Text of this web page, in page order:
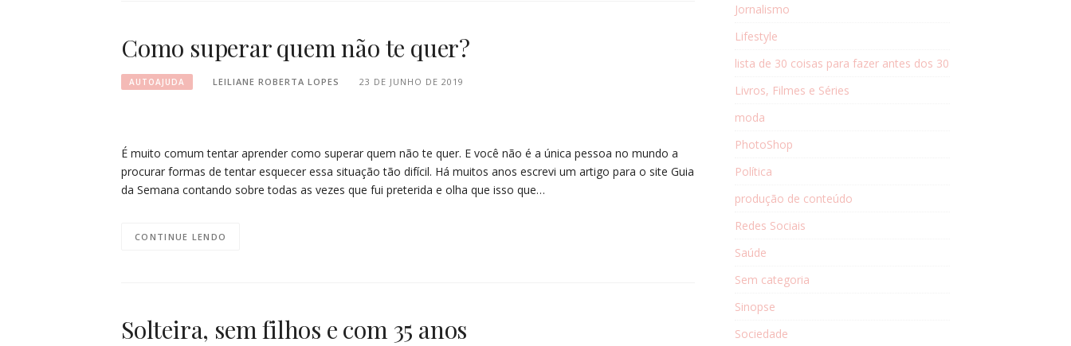
Como superar quem não te quer?
AUTOAJUDA LEILIANE ROBERTA LOPES 23 DE JUNHO DE 2019
É muito comum tentar aprender como superar quem não te quer. E você não é a única pessoa no mundo a
procurar formas de tentar esquecer essa situação tão difícil. Há muitos anos escrevi um artigo para o site Guia
da Semana contando sobre todas as vezes que fui preterida e olha que isso que…
CONTINUE LENDO
Solteira, sem filhos e com 35 anos
Jornalismo
Lifestyle
lista de 30 coisas para fazer antes dos 30
Livros, Filmes e Séries
moda
PhotoShop
Política
produção de conteúdo
Redes Sociais
Saúde
Sem categoria
Sinopse
Sociedade